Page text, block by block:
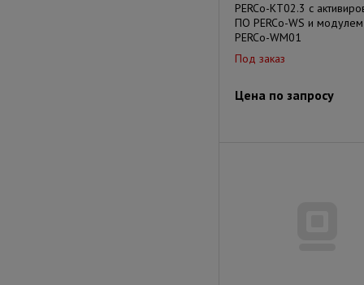
PERCo-KT02.3 с
ПО PERCo-WS и
PERCo-WM01
Под заказ
Цена по запросу